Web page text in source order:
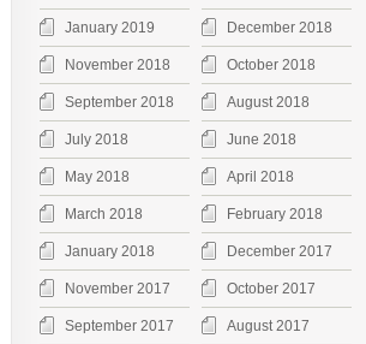
January 2019 December 2018
November 2018 October 2018
September 2018 August 2018
July 2018 June 2018
May 2018 April 2018
March 2018 February 2018
January 2018 December 2017
November 2017 October 2017
September 2017 August 2017